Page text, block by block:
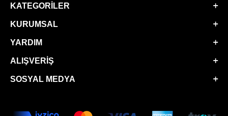
KATEGORILER
KURUMSAL
YARDIM
ALIŞVERIŞ
SOSYAL MEDYA